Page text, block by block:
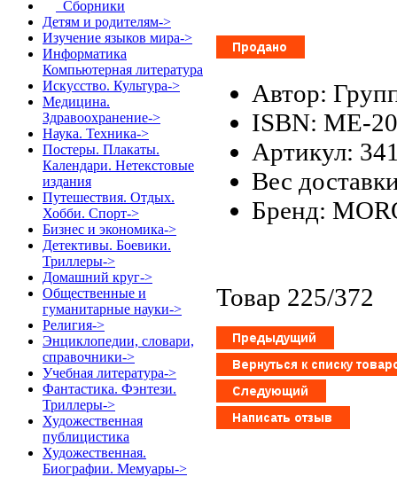
Сборники
Детям и родителям->
Изучение языков мира->
Информатика
Компьютерная литература
Искусство. Культура->
Медицина.
Здравоохранение->
Наука. Техника->
Постеры. Плакаты.
Календари. Нетекстовые
издания
Путешествия. Отдых.
Хобби. Спорт->
Бизнес и экономика->
Детективы. Боевики.
Триллеры->
Домашний круг->
Общественные и
гуманитарные науки->
Религия->
Энциклопедии, словари,
справочники->
Учебная литература->
Фантастика. Фэнтези.
Триллеры->
Художественная
публицистика
Художественная.
Биографии. Мемуары->
Автор:
ISBN: ME-
Артикул:
Вес
Бренд:
Товар 225/372